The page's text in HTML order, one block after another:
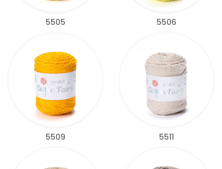
5505 5506
5509 5511